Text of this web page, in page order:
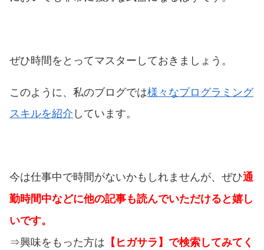
ぜひ時間をとってマスターしておきましょう。
このように、私のブログでは様々なプログラミング
スキルを紹介しています。
今は仕事中で時間がないかもしれませんが、ぜひ通
勤時間中などに他の記事も読んでいただけると嬉し
いです。
⇒興味をもった方は 【ヒガサラ】で検索してみてく